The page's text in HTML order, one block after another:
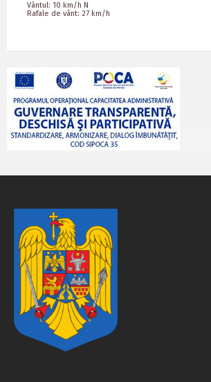
Vântul: 10 km/h N
Rafale de vânt: 27 km/h